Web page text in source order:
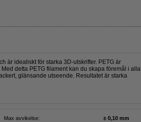
är idealiskt för starka 3D-utskrifter. PETG är
detta PETG filament kan du skapa föremål i alla
glänsande utseende. Resultatet är starka
Max avvikelse:
± 0,10 mm